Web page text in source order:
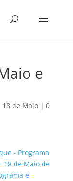
e
18 de Maio| 0
- Programa
18 de Maio de
e